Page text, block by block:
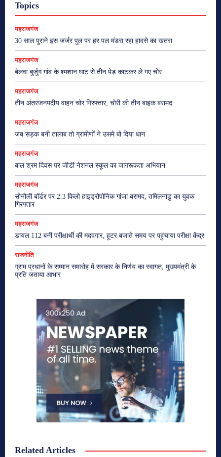
Topics
महराजगंज
30 साल पुराने इस जर्जर पुल पर हर पल मंडरा रहा हादसे का खतरा
महराजगंज
बेलवा बुर्जुग गांव के श्मशान घाट से तीन पेड़ काटकर ले गए चोर
महराजगंज
तीन अंतरजनपदीय वाहन चोर गिरफ्तार, चोरी की तीन बाइक बरामद
महराजगंज
जब सड़क बनी तालाब तो ग्रामीणों ने उसमे बो दिया धान
महराजगंज
बाल श्रम दिवस पर जीडी नेशनल स्कूल का जागरूकता अभियान
महराजगंज
सोनौली बॉर्डर पर 2.3 किलो हाइड्रोपोनिक गांजा बरामद, तमिलनाडु का युवक
गिरफ्तार
महराजगंज
डायल 112 बनी परीक्षार्थी की मददगार, हूटर बजाते समय पर पहुंचाया परीक्षा केंद्र
राजनीति
ग्राम प्रधानों के सम्मान समारोह में सरकार के निर्णय का स्वागत, मुख्यमंत्री के
प्रति जताया आभार
Related Articles